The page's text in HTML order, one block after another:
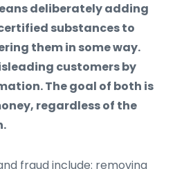
deliberately adding
substances to
them in some way.
customers by
The goal of both is
regardless of the
fraud include: removing